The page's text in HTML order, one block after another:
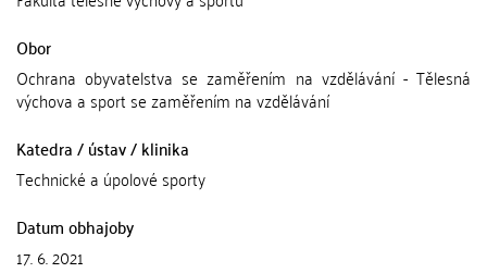
Obor
Ochrana obyvatelstva se zaměřením na vzdělávání - Tělesná
výchova a sport se zaměřením na vzdělávání
Katedra / ústav / klinika
Technické a úpolové sporty
Datum obhajoby
17. 6. 2021